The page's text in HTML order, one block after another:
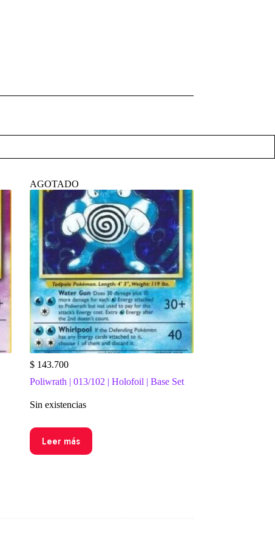
AGOTADO
$143.700
Poliwrath | 013/102 | Holofoil | Base Set
Sin existencias
Leer más